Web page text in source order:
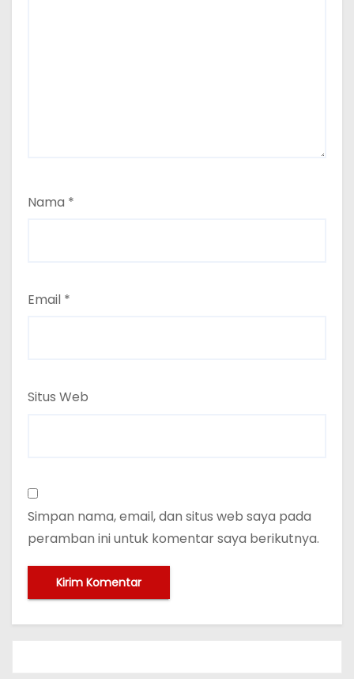
Nama *
Email *
Situs Web
Simpan nama, email, dan situs web saya pada
peramban ini untuk komentar saya berikutnya.